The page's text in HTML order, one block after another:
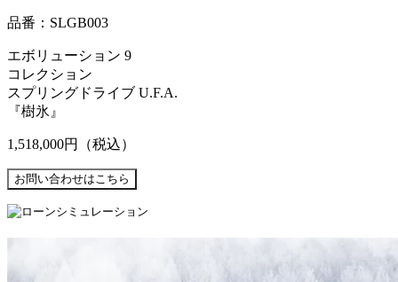
品番：SLGB003
エボリューション 9
コレクション
スプリングドライブ U.F.A.
『樹氷』
1,518,000円 （税込）